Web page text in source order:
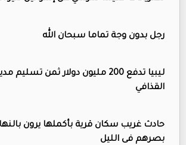
رجل بدون وجة تماما سبحان الله
ليبيا تدفع 200 مليون دولار ثمن
القذافي
حادث غريب سكان قرية بأكملها يرون
بصرهم فى الليل